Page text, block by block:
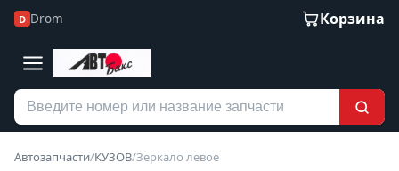
D Drom Корзина
Автозапчасти/КУЗОВ/Зеркало левое